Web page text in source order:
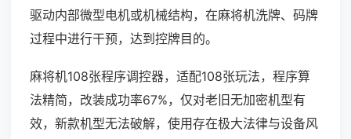
驱动内部微型电机或机械结构，在麻将机洗牌、码牌
过程中进行干预，达到控牌目的。
麻将机108张程序调控器，适配108张玩法，程序算
法精简，改装成功率67%，仅对老旧无加密机型有
效，新款机型无法破解，使用存在极大法律与设备风